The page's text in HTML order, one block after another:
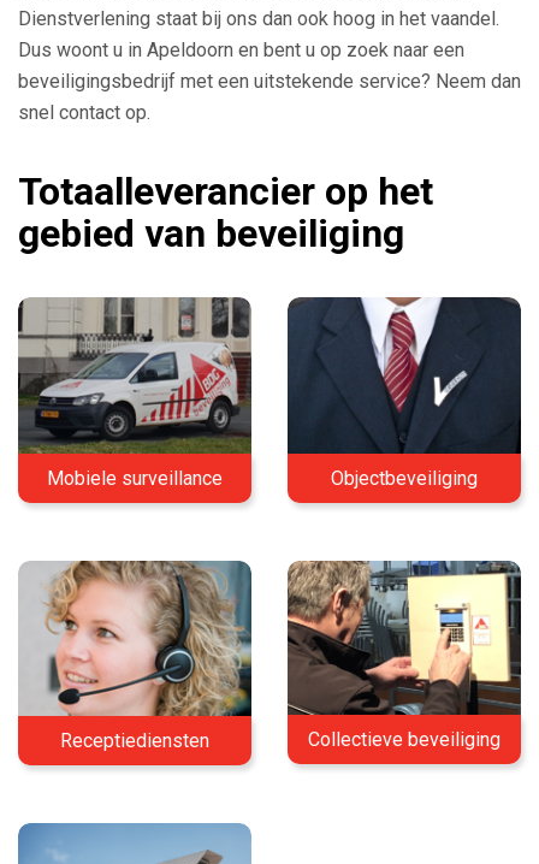
Dienstverlening staat bij ons dan ook hoog in het vaandel.
Dus woont u in Apeldoorn en bent u op zoek naar een
beveiligingsbedrijf met een uitstekende service? Neem dan
snel contact op.
Totaalleverancier op het
gebied van beveiliging
Mobiele surveillance Objectbeveiliging
Receptiediensten Collectieve beveiliging